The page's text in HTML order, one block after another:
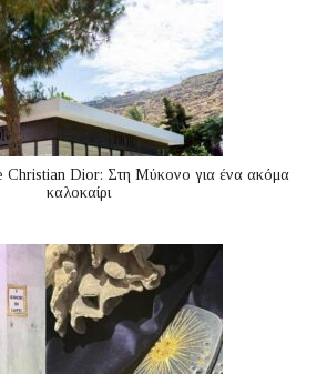
Christian Dior: Στη Μύκονο για ένα ακόμα
καλοκαίρι